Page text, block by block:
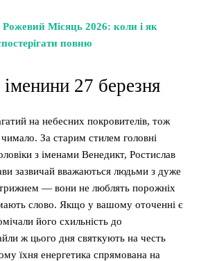
Рожевий Місяць 2026: коли і як
повню
27 березня
на небесних покровителів, тож
чимало. За старим стилем головні
з іменами Венедикт, Ростислав
зазвичай вважаються людьми з дуже
— вони не люблять порожніх
слово. Якщо у вашому оточенні є
його схильність до
ж цього дня святкують на честь
їхня енергетика спрямована на